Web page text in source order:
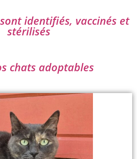
identifiés, vaccinés et
stérilisés
chats adoptables